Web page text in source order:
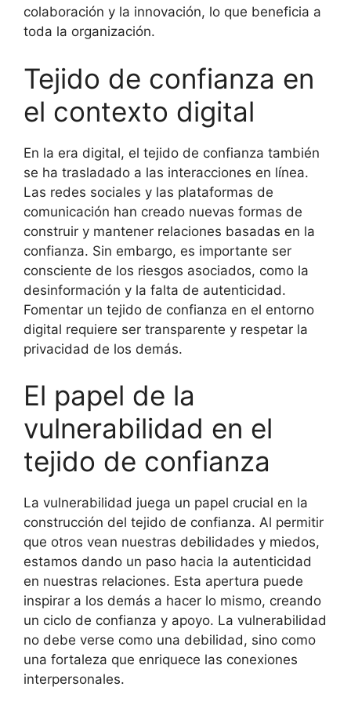
colaboración y la innovación, lo que beneficia a
toda la organización.
Tejido de confianza en
el contexto digital
En la era digital, el tejido de confianza también
se ha trasladado a las interacciones en línea.
Las redes sociales y las plataformas de
comunicación han creado nuevas formas de
construir y mantener relaciones basadas en la
confianza. Sin embargo, es importante ser
consciente de los riesgos asociados, como la
desinformación y la falta de autenticidad.
Fomentar un tejido de confianza en el entorno
digital requiere ser transparente y respetar la
privacidad de los demás.
El papel de la
vulnerabilidad en el
tejido de confianza
La vulnerabilidad juega un papel crucial en la
construcción del tejido de confianza. Al permitir
que otros vean nuestras debilidades y miedos,
estamos dando un paso hacia la autenticidad
en nuestras relaciones. Esta apertura puede
inspirar a los demás a hacer lo mismo, creando
un ciclo de confianza y apoyo. La vulnerabilidad
no debe verse como una debilidad, sino como
una fortaleza que enriquece las conexiones
interpersonales.